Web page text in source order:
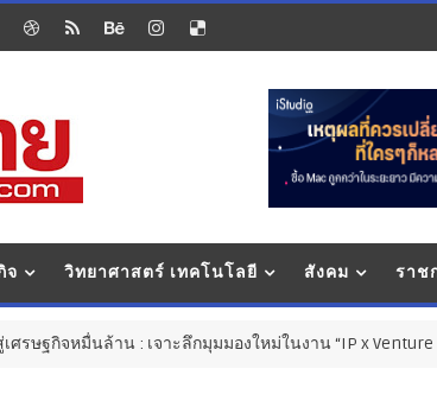
จ วิทยาศาสตร์ เทคโนโลยี สังคม ราช
ะลึกมุมมองใหม่ในงาน “IP x Venture Rise Thailand 2026”